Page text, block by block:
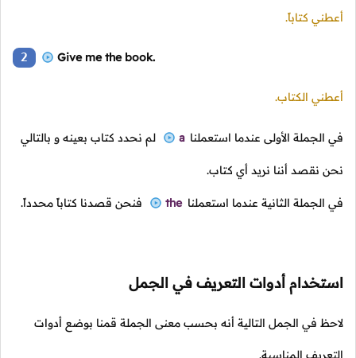
أعطني كتاباً.
2 Give me the book.
أعطني الكتاب.
في الجملة الأولى عندما استعملنا a لم نحدد كتاب بعينه و بالتالي
نحن نقصد أننا نريد أي كتاب.
في الجملة الثانية عندما استعملنا the فنحن قصدنا كتاباً محدداً.
استخدام أدوات التعريف في الجمل
لاحظ في الجمل التالية أنه بحسب معنى الجملة قمنا بوضع أدوات
التعريف المناسبة.